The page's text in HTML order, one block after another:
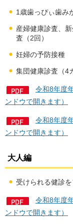
1歳歯っぴぃ歯み
産婦健康診査、
査（2回）
妊婦の予防接種
集団健康診査（4
令和8年度
ンドウで開きます）
令和8年度
ンドウで開きます）
大人編
受けられる健診
令和8年度
ンドウで開きます）